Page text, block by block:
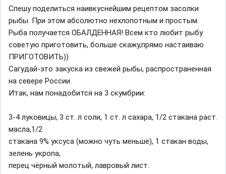
Спешу поделиться наивкуснейшим рецептом засолки
рыбы. При этом абсолютно нехлопотным и простым.
Рыба получается ОБАЛДЕННАЯ! Всем кто любит рыбу
советую приготовить, больше скажу,прямо настаиваю
ПРИГОТОВИТЬ))
Сагудай-это закуска из свежей рыбы, распространенная
на севере России.
Итак, нам понадобится на 3 скумбрии:
3-4 луковицы, 3 ст. л соли, 1 ст. л сахара, 1/2 стакана раст.
масла,1/2
стакана 9% уксуса (можно чуть меньше), 1 стакан воды,
зелень укропа,
перец чёрный молотый, лавровый лист.